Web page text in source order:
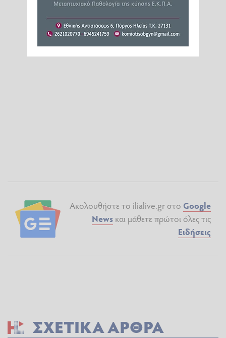
Ακολουθήστε το ilialive.gr στο Google
News και μάθετε πρώτοι όλες τις
Ειδήσεις
ΣΧΕΤΙΚΆ ΆΡΘΡΑ